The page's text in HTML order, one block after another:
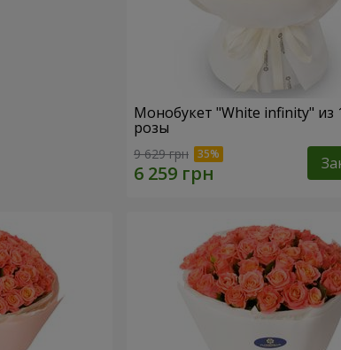
Монобукет "White infinity" из
розы
9 629 грн